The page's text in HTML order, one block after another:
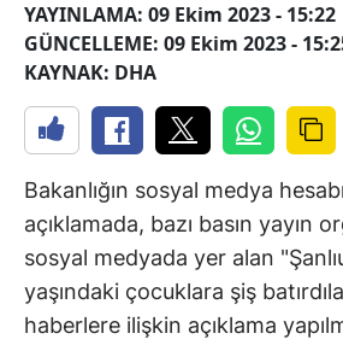
YAYINLAMA: 09 Ekim 2023 - 15:22
GÜNCELLEME: 09 Ekim 2023 -
KAYNAK: DHA
Bakanlığın sosyal medya
açıklamada, bazı basın yayın
sosyal medyada yer alan
yaşındaki çocuklara şiş
haberlere ilişkin açıklama